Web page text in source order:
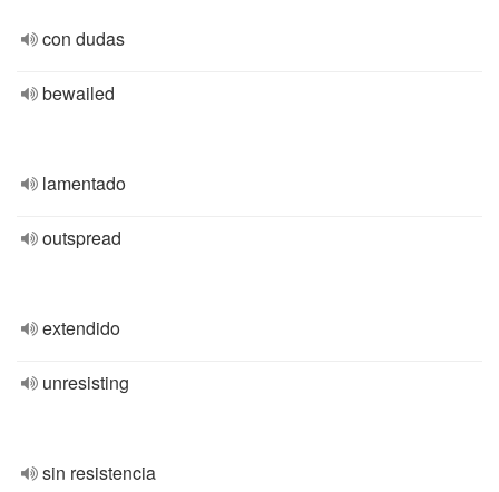
con dudas
bewailed
lamentado
outspread
extendido
unresisting
sin resistencia